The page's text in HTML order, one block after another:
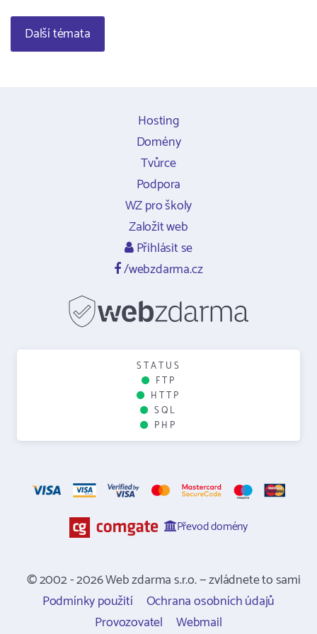
Další témata
Hosting
Domény
Tvůrce
Podpora
WZ pro školy
Založit web
Přihlásit se
/webzdarma.cz
STATUS
FTP
HTTP
SQL
PHP
Převod domény
© 2002 - 2026 Web zdarma s.r.o. — zvládnete to sami
Podmínky použití
Ochrana osobních údajů
Provozovatel
Webmail